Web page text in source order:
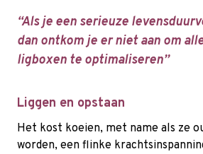
“Als je een serieuze
dan ontkom je er niet aan om
ligboxen te optimaliseren”
Liggen en opstaan
Het kost koeien, met name als ze
worden, een flinke